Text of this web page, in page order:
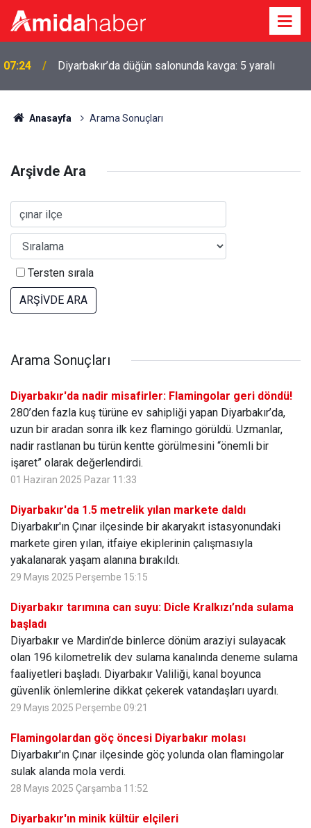
07:24 Diyarbakır’da düğün salonunda kavga: 5 yaralı
Anasayfa Arama Sonuçları
Arşivde Ara
Tersten sırala
ARŞİVDE ARA
Arama Sonuçları
Diyarbakır'da nadir misafirler: Flamingolar geri döndü!
280’den fazla kuş türüne ev sahipliği yapan Diyarbakır’da,
uzun bir aradan sonra ilk kez flamingo görüldü. Uzmanlar,
nadir rastlanan bu türün kentte görülmesini “önemli bir
işaret” olarak değerlendirdi.
01 Haziran 2025 Pazar 11:33
Diyarbakır'da 1.5 metrelik yılan markete daldı
Diyarbakır'ın Çınar ilçesinde bir akaryakıt istasyonundaki
markete giren yılan, itfaiye ekiplerinin çalışmasıyla
yakalanarak yaşam alanına bırakıldı.
29 Mayıs 2025 Perşembe 15:15
Diyarbakır tarımına can suyu: Dicle Kralkızı’nda sulama
başladı
Diyarbakır ve Mardin’de binlerce dönüm araziyi sulayacak
olan 196 kilometrelik dev sulama kanalında deneme sulama
faaliyetleri başladı. Diyarbakır Valiliği, kanal boyunca
güvenlik önlemlerine dikkat çekerek vatandaşları uyardı.
29 Mayıs 2025 Perşembe 09:21
Flamingolardan göç öncesi Diyarbakır molası
Diyarbakır'ın Çınar ilçesinde göç yolunda olan flamingolar
sulak alanda mola verdi.
28 Mayıs 2025 Çarşamba 11:52
Diyarbakır'ın minik kültür elçileri